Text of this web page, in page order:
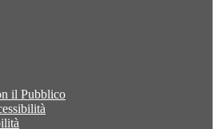
il Pubblico